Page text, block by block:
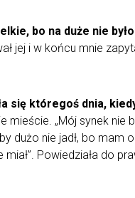
bo na duże nie
jej i w końcu mnie
się któregoś dnia,
„Mój synek nie
dużo nie jadł, bo
miał”. Powiedziała do